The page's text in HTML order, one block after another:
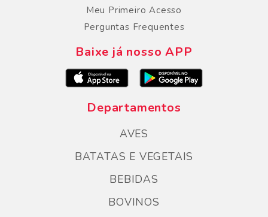
Meu Primeiro Acesso
Perguntas Frequentes
Baixe já nosso APP
Departamentos
AVES
BATATAS E VEGETAIS
BEBIDAS
BOVINOS